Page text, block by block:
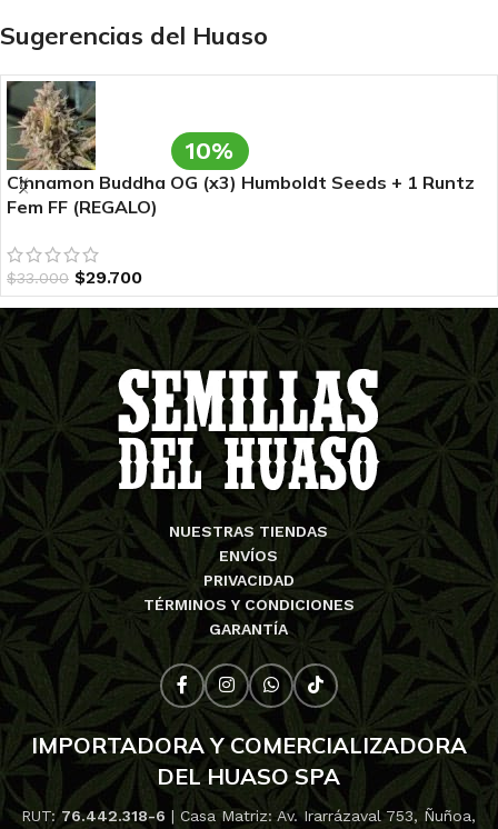
Sugerencias del Huaso
10%
Cinnamon Buddha OG (x3) Humboldt Seeds + 1 Runtz
Fem FF (REGALO)
$33.000 $29.700
NUESTRAS TIENDAS
ENVÍOS
PRIVACIDAD
TÉRMINOS Y CONDICIONES
GARANTÍA
IMPORTADORA Y COMERCIALIZADORA
DEL HUASO SPA
RUT:76.442.318-6 | Casa Matriz: Av. Irarrázaval 753, Ñuñoa,